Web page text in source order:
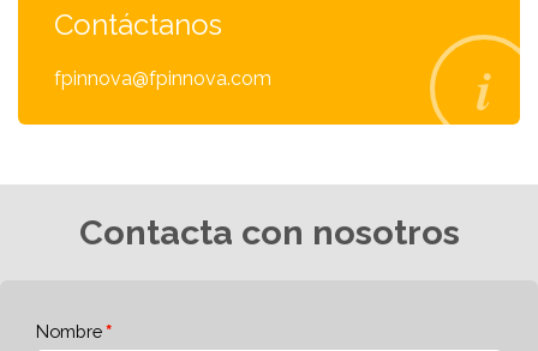
Contáctanos
fpinnova@fpinnova.com
Contacta con nosotros
Nombre